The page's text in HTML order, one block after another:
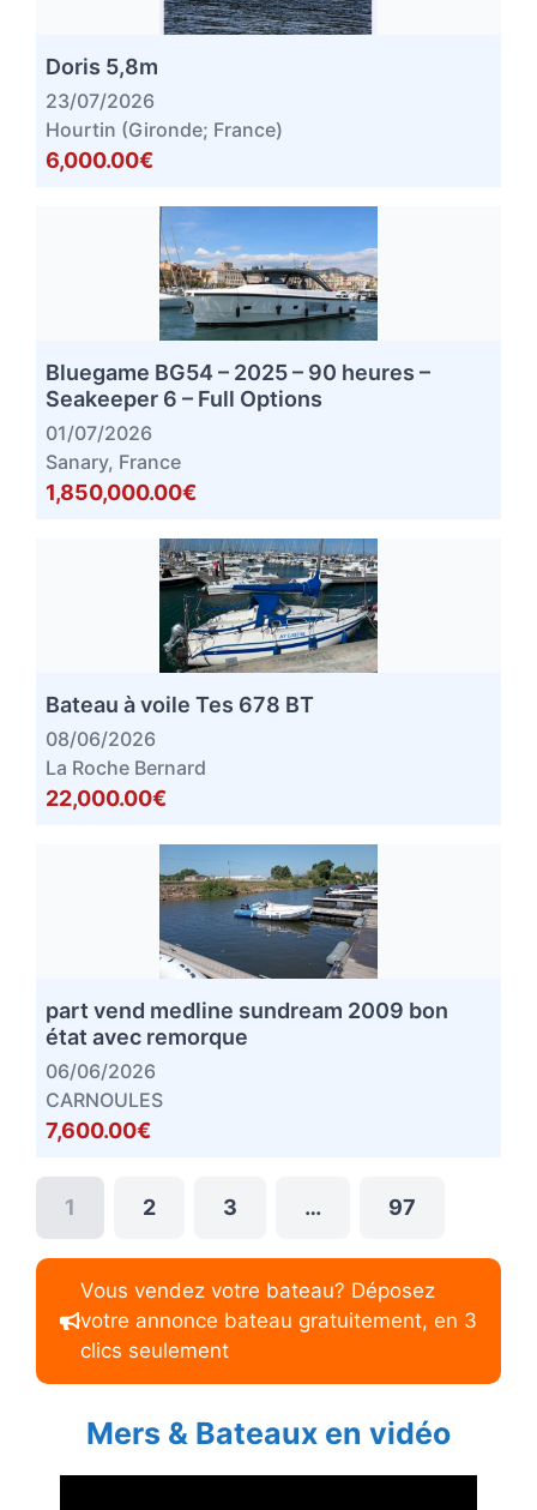
Doris 5,8m
23/07/2026
Hourtin (Gironde; France)
6,000.00€
Bluegame BG54 – 2025 – 90 heures –
Seakeeper 6 – Full Options
01/07/2026
Sanary, France
1,850,000.00€
Bateau à voile Tes 678 BT
08/06/2026
La Roche Bernard
22,000.00€
part vend medline sundream 2009 bon
état avec remorque
06/06/2026
CARNOULES
7,600.00€
1 2 3 … 97
Vous vendez votre bateau? Déposez
votre annonce bateau gratuitement, en 3
clics seulement
Mers & Bateaux en vidéo